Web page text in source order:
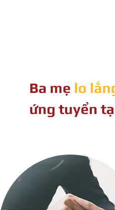
Ba mẹ lo
ứng tuyển